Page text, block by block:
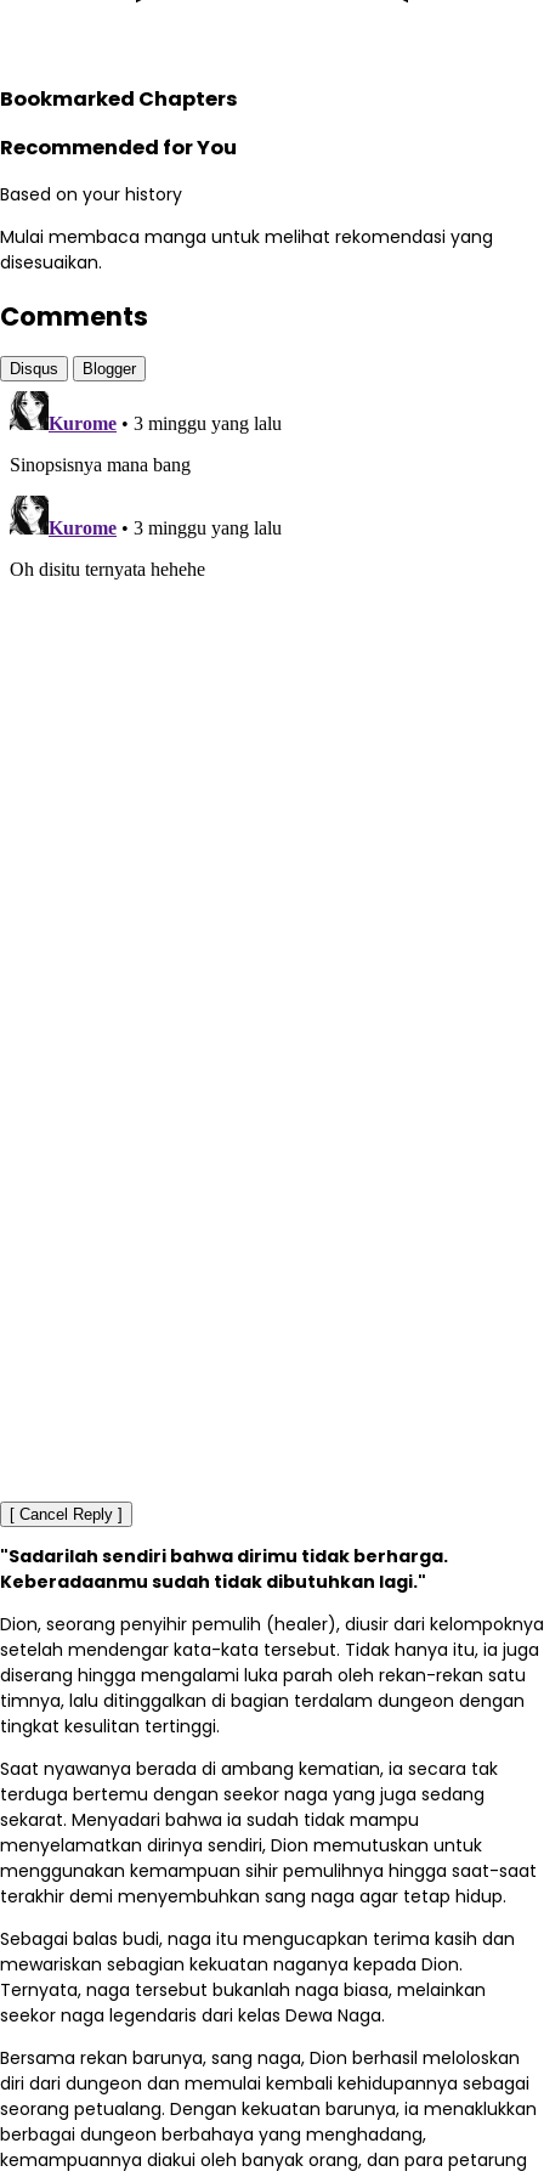
Bookmarked Chapters
Recommended for You
Based on your history
Mulai membaca manga untuk melihat rekomendasi yang
disesuaikan.
Comments
Disqus Blogger
[ Cancel Reply ]
"Sadarilah sendiri bahwa dirimu tidak berharga.
Keberadaanmu sudah tidak dibutuhkan lagi."
Dion, seorang penyihir pemulih (healer), diusir dari kelompoknya
setelah mendengar kata-kata tersebut. Tidak hanya itu, ia juga
diserang hingga mengalami luka parah oleh rekan-rekan satu
timnya, lalu ditinggalkan di bagian terdalam dungeon dengan
tingkat kesulitan tertinggi.
Saat nyawanya berada di ambang kematian, ia secara tak
terduga bertemu dengan seekor naga yang juga sedang
sekarat. Menyadari bahwa ia sudah tidak mampu
menyelamatkan dirinya sendiri, Dion memutuskan untuk
menggunakan kemampuan sihir pemulihnya hingga saat-saat
terakhir demi menyembuhkan sang naga agar tetap hidup.
Sebagai balas budi, naga itu mengucapkan terima kasih dan
mewariskan sebagian kekuatan naganya kepada Dion.
Ternyata, naga tersebut bukanlah naga biasa, melainkan
seekor naga legendaris dari kelas Dewa Naga.
Bersama rekan barunya, sang naga, Dion berhasil meloloskan
diri dari dungeon dan memulai kembali kehidupannya sebagai
seorang petualang. Dengan kekuatan barunya, ia menaklukkan
berbagai dungeon berbahaya yang menghadang,
kemampuannya diakui oleh banyak orang, dan para petarung